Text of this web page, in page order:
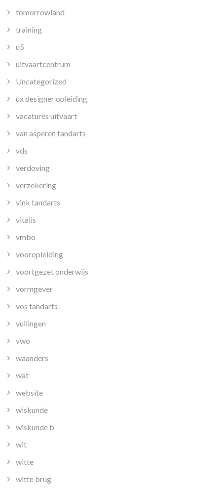
tomorrowland
training
u5
uitvaartcentrum
Uncategorized
ux designer opleiding
vacatures uitvaart
van asperen tandarts
vds
verdoving
verzekering
vink tandarts
vitalis
vmbo
vooropleiding
voortgezet onderwijs
vormgever
vos tandarts
vullingen
vwo
waanders
wat
website
wiskunde
wiskunde b
wit
witte
witte brug